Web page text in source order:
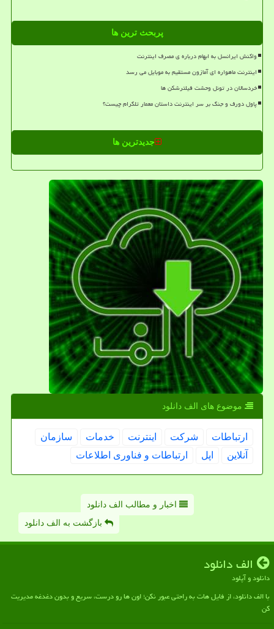
پربحث ترین ها
واکنش ایرانسل به ابهام درباره ی مصرف اینترنت
اینترنت ماهواره ای آمازون مستقیم به موبایل می رسد
خردسالان در تونل وحشت فیلترشکن ها
پاول دورف و جنگ بر سر اینترنت داستان معمار تلگرام چیست؟
جدیدترین ها
موضوع های الف دانلود
ارتباطات شركت اینترنت خدمات
سازمان
آنلاین
اپل ارتباطات و فناوری اطلاعات
اخبار و مطالب الف دانلود
بازگشت به الف دانلود
الف دانلود
دانلود و آپلود
با الف دانلود، از فایل هات به راحتی عبور نکن؛ اون ها رو درست، سریع و بدون دغدغه مدیریت
کن